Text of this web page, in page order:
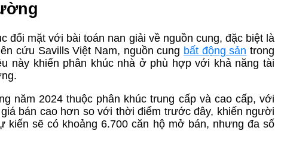
đối mặt với bài toán nan giải về nguồn cung, đặc biệt là
cứu Savills Việt Nam, nguồn cung bất động sản trong
này khiến phân khúc nhà ở phù hợp với khả năng tài
năm 2024 thuộc phân khúc trung cấp và cao cấp, với
bán cao hơn so với thời điểm trước đây, khiến người
kiến sẽ có khoảng 6.700 căn hộ mở bán, nhưng đa số